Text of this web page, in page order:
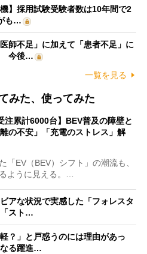
】採用試験受験者数は10年間で2
も…
師不足」に加えて「患者不足」に
今後…
一覧を見る
みた、使ってみた
注累計6000台】BEV普及の障壁と
の不安」「充電のストレス」解
EV（BEV）シフト」の潮流も、
ように見える。…
アな状況で実感した「フォレスタ
スト…
？」と戸惑うのには理由があっ
る躍進…